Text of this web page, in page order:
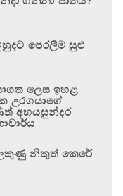
පෙරලීම සුළු
ලෙස ඉහළ
උරගයාගේ
අභයසුන්දර
ලකුණු නිකුත් කෙරේ